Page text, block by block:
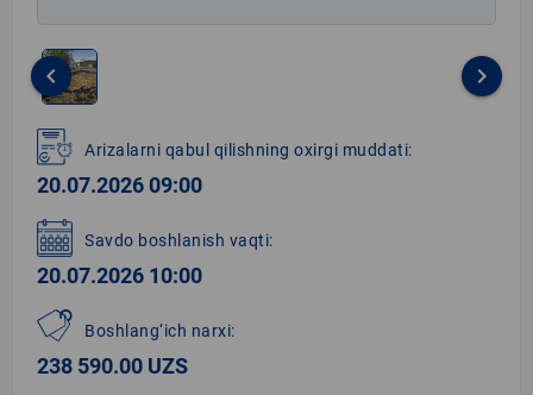
1
of
1
keyboard_arrow_left keyboard_arrow_right
Arizalarni qabul qilishning oxirgi muddati:
20.07.2026 09:00
Savdo boshlanish vaqti:
20.07.2026 10:00
Boshlang‘ich narxi:
238 590.00 UZS